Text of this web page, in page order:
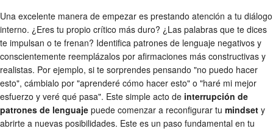
Una excelente manera de empezar es prestando atención a tu diálogo
interno. ¿Eres tu propio crítico más duro? ¿Las palabras que te dices
te impulsan o te frenan? Identifica patrones de lenguaje negativos y
conscientemente reemplázalos por afirmaciones más constructivas y
realistas. Por ejemplo, si te sorprendes pensando "no puedo hacer
esto", cámbialo por "aprenderé cómo hacer esto" o "haré mi mejor
esfuerzo y veré qué pasa". Este simple acto de interrupción de
patrones de lenguaje puede comenzar a reconfigurar tu mindset y
abrirte a nuevas posibilidades. Este es un paso fundamental en tu